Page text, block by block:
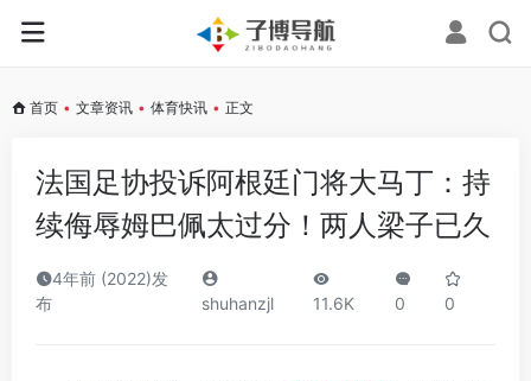
首页 • 文章资讯 • 体育快讯 • 正文
法国足协投诉阿根廷门将大马丁：持
续侮辱姆巴佩太过分！两人梁子已久
4年前 (2022)发
布
shuhanzjl 11.6K 0 0